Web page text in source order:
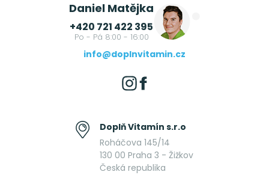
Daniel Matějka
+420 721 422 395
Po - Pá 8:00 - 16:00
info@doplnvitamin.cz
Doplň Vitamín s.r.o
Roháčova 145/14
130 00 Praha 3 - Žižkov
Česká republika